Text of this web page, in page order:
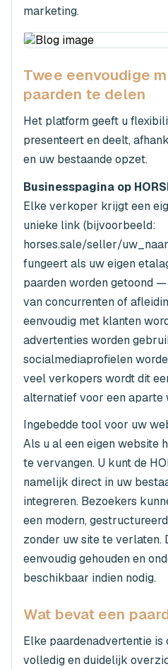
marketing.
Twee eenvoudige
paarden te delen
Het platform geeft u
presenteert en deelt,
en uw bestaande opzet.
Businesspagina op
Elke verkoper krijgt een
unieke link (bijvoorbeeld:
horses.sale/seller/
fungeert als uw eigen
paarden worden getoond
van concurrenten of
eenvoudig met klanten
advertenties worden
socialmediaprofielen
veel verkopers wordt dit
alternatief voor een aparte
Ingebedde tool voor uw
Als u al een eigen website
te vervangen. U kunt de
namelijk direct in uw
integreren. Bezoekers
een modern,
zonder uw site te verlaten.
eenvoudig gehouden en
beschikbaar indien nodig.
Wat bevat een
Elke paardenadvertentie is
volledig en duidelijk